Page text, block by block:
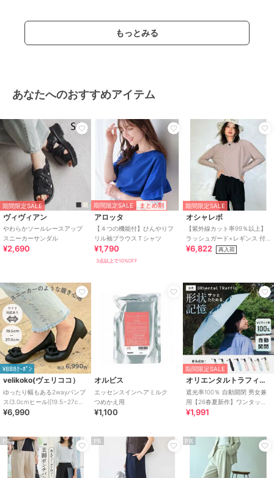
スタイル/ビジネス/カジュア
セレモニー・入学式・卒業式
ー/ストレートパンツ
ル
セレモニー・入学式・卒業式
原産国 中国
もっとみる
あなたへのおすすめアイテム
期間限定SALE
ヴィヴィアン
やわらかソールレースアップ
スニーカーサンダル
¥2,690
期間限定SALE まとめ割
アロッタ
【４つの機能付】ひんやりフ
リル袖ブラウスＴシャツ
¥1,790
3点以上で10%OFF
期間限定SALE
オシャレボ
【紫外線カット率99％以上】
ラッシュガード×レギンス 付
き タンキニ
¥6,822 再入荷
¥888ｸｰﾎﾟﾝ
velikoko(ヴェリココ）
ゆったり幅もある2wayパンプ
ス(3.0cmヒール)[19.5~27cm]
ラクチンきれいシューズ
¥6,990
オルビス
エッセンスインヘアミルク
つめかえ用
¥1,100
期間限定SALE
オリエンタルトラフィック
遮光率100％ 自動開閉 男女兼
用【26春夏新作】ワンタッチ
晴雨兼用 折りたたみ傘 /G-
¥1,991
PR PR PR